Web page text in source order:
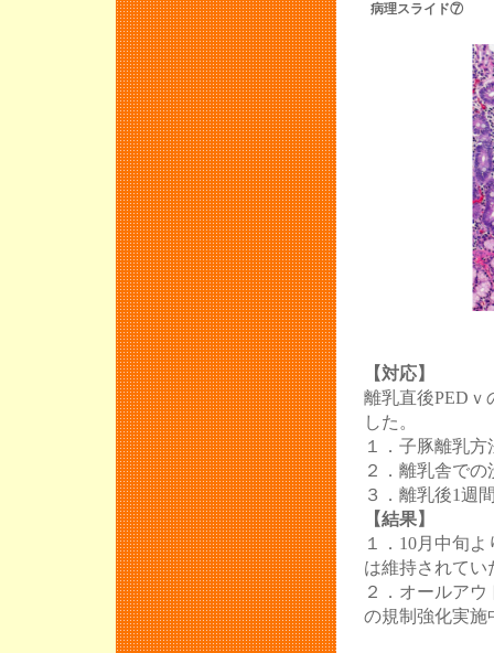
病理スライド⑦
【対応】
離乳直後PEDｖ
した。
１．子豚離乳
２．離乳舎で
３．離乳後1週
【結果】
１．10月中旬
は維持されてい
２．オールア
の規制強化実施